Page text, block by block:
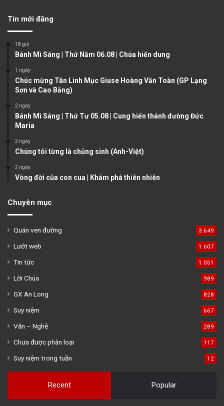
u
p
g
Tin mới đăng
18 giờ
Bánh Mì Sáng | Thứ Năm 06.08 | Chúa hiển dung
1 ngày
Chúc mừng Tân Linh Mục Giuse Hoàng Văn Toàn (GP Lạng
Sơn và Cao Bằng)
2 ngày
Bánh Mì Sáng | Thứ Tư 05.08 | Cung hiến thánh đường Đức
Maria
2 ngày
Chúng tôi từng là chủng sinh (Anh-Việt)
2 ngày
Vòng đời của con cua | Khám phá thiên nhiên
Chuyên mục
Quán ven đường 3.649
Lướt web 1.607
Tin tức 1.051
Lời Chúa 989
GX An Long 828
Suy niệm 667
Văn – Nghệ 289
Chưa được phân loại 117
Suy niệm trong tuần 12
Recent Popular